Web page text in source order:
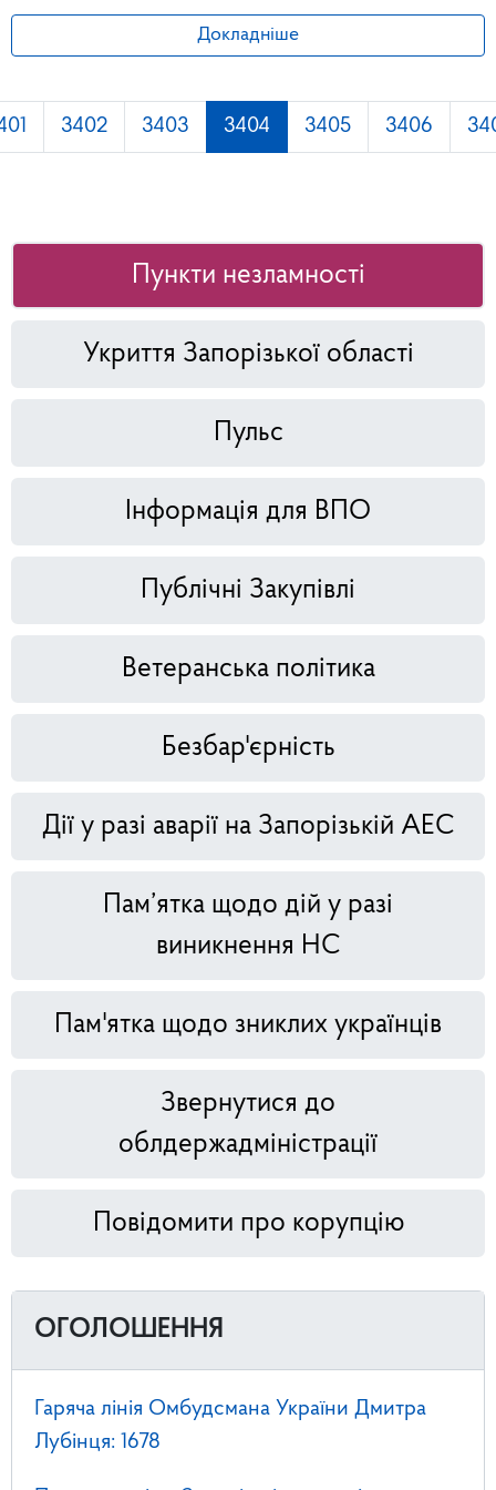
Докладніше
3402 3403 3404 3405 3406
Пункти незламності
Укриття Запорізької області
Пульс
Інформація для ВПО
Публічні Закупівлі
Ветеранська політика
Безбар'єрність
Дії у разі аварії на Запорізькій АЕС
Пам’ятка щодо дій у разі
виникнення НС
Пам'ятка щодо зниклих українців
Звернутися до
облдержадміністрації
Повідомити про корупцію
ОГОЛОШЕННЯ
Гаряча лінія Омбудсмана України Дмитра
Лубінця: 1678